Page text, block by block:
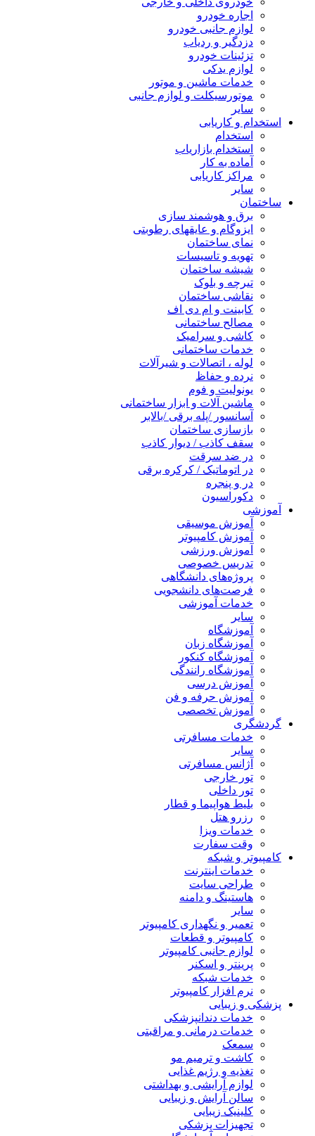
اجاره خودرو
لوازم جانبی خودرو
دزدگیر و ردیاب
تزئینات خودرو
لوازم یدکی
خدمات ماشین و موتور
موتورسیکلت و لوازم جانبی
سایر
استخدام و کاریابی
استخدام
استخدام بازاریاب
آماده به کار
مراکز کاریابی
سایر
ساختمان
برق و هوشمند سازی
ایزوگام و عایقهای رطوبتی
نمای ساختمان
تهویه و تاسیسات
شیشه ساختمان
تیرچه و بلوک
نقاشی ساختمان
کابینت و ام دی اف
مصالح ساختمانی
کاشی و سرامیک
خدمات ساختمانی
لوله ، اتصالات و شیرآلات
نرده و حفاظ
یونولیت و فوم
ماشین آلات و ابزار ساختمانی
آسانسور /پله برقی /بالابر
بازسازی ساختمان
سقف کاذب / دیوار کاذب
در ضد سرقت
در اتوماتیک / کرکره برقی
در و پنجره
دکوراسیون
آموزشی
آموزش موسیقی
آموزش کامپیوتر
آموزش ورزشی
تدریس خصوصی
پروژه‌های دانشگاهی
فرصت‌های دانشجویی
خدمات آموزشی
سایر
آموزشگاه
آموزشگاه زبان
آموزشگاه کنکور
آموزشگاه رانندگی
آموزش درسی
آموزش حرفه و فن
آموزش تخصصی
گردشگری
خدمات مسافرتی
سایر
آژانس مسافرتی
تور خارجی
تور داخلی
بلیط هواپیما و قطار
رزرو هتل
خدمات ویزا
وقت سفارت
کامپیوتر و شبکه
خدمات اینترنت
طراحی سایت
هاستینگ و دامنه
سایر
تعمیر و نگهداری کامپیوتر
کامپیوتر و قطعات
لوازم جانبی کامپیوتر
پرینتر و اسکنر
خدمات شبکه
نرم افزار کامپیوتر
پزشکی و زیبایی
خدمات دندانپزشکی
خدمات درمانی و مراقبتی
سمعک
کاشت و ترمیم مو
تغذیه و رژیم غذایی
لوازم آرایشی و بهداشتی
سالن آرایش و زیبایی
کلینیک زیبایی
تجهیزات پزشکی